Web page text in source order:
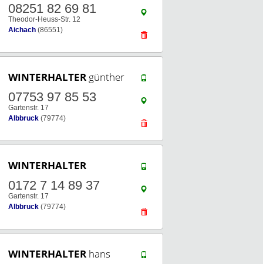
08251 82 69 81
Theodor-Heuss-Str. 12
Aichach (86551)
WINTERHALTER günther
07753 97 85 53
Gartenstr. 17
Albbruck (79774)
WINTERHALTER
0172 7 14 89 37
Gartenstr. 17
Albbruck (79774)
WINTERHALTER hans